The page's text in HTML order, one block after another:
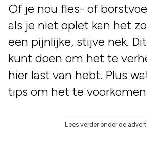
Of je nou fles- of
als je niet oplet kan het
een pijnlijke, stijve nek.
kunt doen om het te
hier last van hebt. Plus
tips om het te
Lees verder onder de